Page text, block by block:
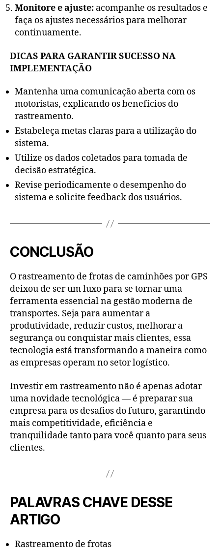
Monitore e ajuste: acompanhe os resultados e
faça os ajustes necessários para melhorar
continuamente.
DICAS PARA GARANTIR SUCESSO NA
IMPLEMENTAÇÃO
Mantenha uma comunicação aberta com os
motoristas, explicando os benefícios do
rastreamento.
Estabeleça metas claras para a utilização do
sistema.
Utilize os dados coletados para tomada de
decisão estratégica.
Revise periodicamente o desempenho do
sistema e solicite feedback dos usuários.
CONCLUSÃO
O rastreamento de frotas de caminhões por GPS
deixou de ser um luxo para se tornar uma
ferramenta essencial na gestão moderna de
transportes. Seja para aumentar a
produtividade, reduzir custos, melhorar a
segurança ou conquistar mais clientes, essa
tecnologia está transformando a maneira como
as empresas operam no setor logístico.
Investir em rastreamento não é apenas adotar
uma novidade tecnológica — é preparar sua
empresa para os desafios do futuro, garantindo
mais competitividade, eficiência e
tranquilidade tanto para você quanto para seus
clientes.
PALAVRAS CHAVE DESSE
ARTIGO
Rastreamento de frotas